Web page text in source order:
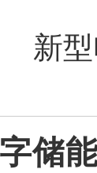
新
储